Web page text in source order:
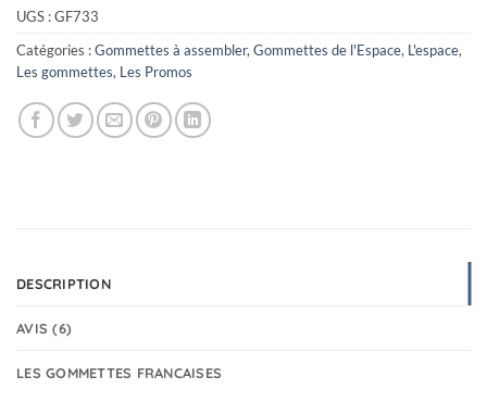
UGS :GF733
Catégories :Gommettes à assembler,Gommettes de l'Espace, L'espace,
Les gommettes, Les Promos
DESCRIPTION
AVIS (6)
LES GOMMETTES FRANCAISES